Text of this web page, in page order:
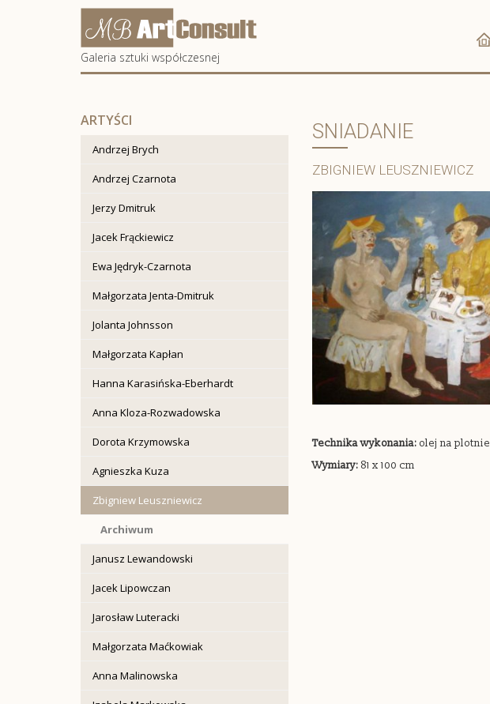
Artconsult
Galeria sztuki współczesnej
ARTYŚCI
Andrzej Brych
Andrzej Czarnota
Jerzy Dmitruk
Jacek Frąckiewicz
Ewa Jędryk-Czarnota
Małgorzata Jenta-Dmitruk
Jolanta Johnsson
Małgorzata Kapłan
Hanna Karasińska-Eberhardt
Anna Kloza-Rozwadowska
Dorota Krzymowska
Agnieszka Kuza
Zbigniew Leuszniewicz
Archiwum
Janusz Lewandowski
Jacek Lipowczan
Jarosław Luteracki
Małgorzata Maćkowiak
Anna Malinowska
SNIADANIE
ZBIGNIEW LEUSZNIEWICZ
Technika wykonania: olej na plotnie
Wymiary: 81 x 100 cm